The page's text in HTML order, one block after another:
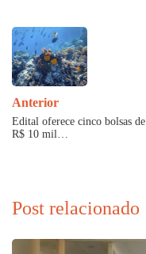
Anterior
Edital oferece cinco bolsas de
R$ 10 mil…
Post relacionado